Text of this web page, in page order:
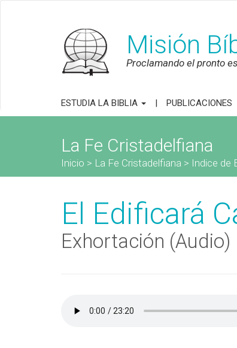
Misión
Proclamando el pronto
ESTUDIA LA BIBLIA PUBLICACIONES
La Fe Cristadelfiana
Inicio > La Fe Cristadelfiana > Indice de
El Edificará
Exhortación (Audio)